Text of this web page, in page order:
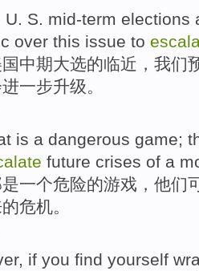
U. S. mid-term elections
over this issue to
中期大选的临近 ， 我们
进一步升级。
is a dangerous game;
future crises of a
是一个危险的游戏 ， 他们
的危机。
, if you find yourself